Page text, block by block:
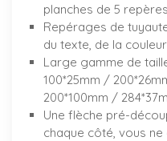
planches de 5 repères
Repérages de
du texte, de la
Large gamme de
100*25mm /
200*100mm /
Une flèche pré-
chaque côté, vous